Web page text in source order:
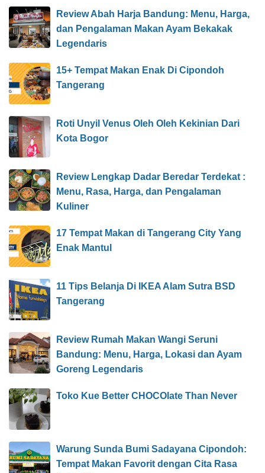
Review Abah Harja Bandung: Menu, Harga,
dan Pengalaman Makan Ayam Bekakak
Legendaris
15+ Tempat Makan Enak Di Cipondoh
Tangerang
Roti Unyil Venus Oleh Oleh Kekinian Dari
Kota Bogor
Review Lengkap Dadar Beredar Terdekat :
Menu, Rasa, Harga, dan Pengalaman
Kuliner
17 Tempat Makan di Tangerang City Yang
Enak Mantul
11 Tips Belanja Di IKEA Alam Sutra BSD
Tangerang
Review Rumah Makan Wangi Seruni
Bandung: Menu, Harga, Lokasi dan Ayam
Goreng Legendaris
Toko Kue Better CHOCOlate Than Never
Warung Sunda Bumi Sadayana Cipondoh:
Tempat Makan Favorit dengan Cita Rasa